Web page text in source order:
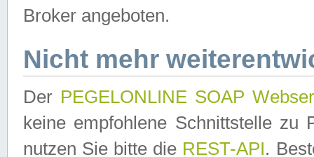
Broker angeboten.
Nicht mehr
Der PEGELONLINE SOAP
keine empfohlene Schnittstelle zu
nutzen Sie bitte die REST-API.